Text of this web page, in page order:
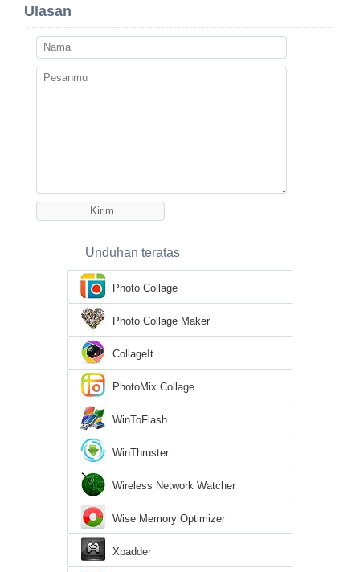
Ulasan
Unduhan teratas
Photo Collage
Photo Collage Maker
CollageIt
PhotoMix Collage
WinToFlash
WinThruster
Wireless Network Watcher
Wise Memory Optimizer
Xpadder